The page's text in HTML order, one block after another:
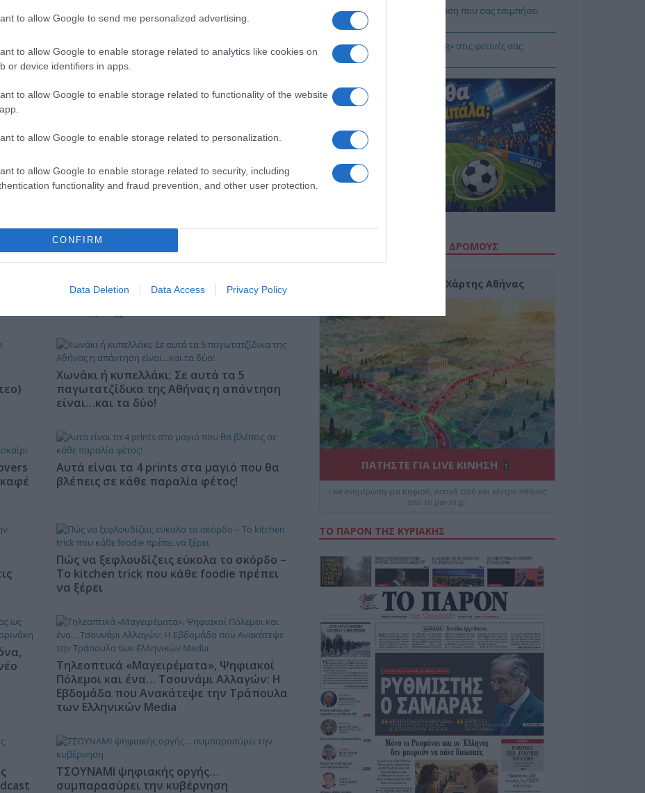
to allow Google to send me personalized advertising.
to allow Google to enable storage related to analytics like cookies on
or device identifiers in apps.
to allow Google to enable storage related to functionality of the website
to allow Google to enable storage related to personalization.
to allow Google to enable storage related to security, including
functionality and fraud prevention, and other user protection.
CONFIRM
Data Deletion Data Access Privacy Policy
ΕΔΩ
Προβληματίζει το κύμα φυγής των
Χωνάκι ή κυπελλάκι; Σε αυτά τα 5
παγωτατζίδικα της Αθήνας η απάντηση
είναι…και τα δύο!
Αυτά είναι τα 4 prints στα μαγιό που θα
βλέπεις σε κάθε παραλία φέτος!
Πώς να ξεφλουδίζεις εύκολα το σκόρδο –
Το kitchen trick που κάθε foodie πρέπει
να ξέρει
Τηλεοπτικά «Μαγειρέματα», Ψηφιακοί
Πόλεμοι και ένα… Τσουνάμι Αλλαγών: Η
Εβδομάδα που Ανακάτεψε την Τράπουλα
των Ελληνικών Media
ΤΣΟΥΝΑΜΙ ψηφιακής οργής…
συμπαρασύρει την κυβέρνηση
Τι πρέπει να κάνετε σε περίπτωση που σας τσιμπήσει
μωβ μέδουσα
Πώς να κάνετε «smart spending» στις φετινές σας
διακοπές
ΔΕΙΤΕ ΤΗΝ ΚΙΝΗΣΗ ΣΤΟΥΣ ΔΡΌΜΟΥΣ
Κίνηση Τώρα: Live Χάρτης Αθήνας
ΠΑΤΗΣΤΕ ΓΙΑ LIVE ΚΙΝΗΣΗ
Live ενημέρωση για Κηφισό, Αττική Οδό και κέντρο Αθήνας
από το paron.gr
ΤΟ ΠΑΡΟΝ ΤΗΣ ΚΥΡΙΑΚΗΣ